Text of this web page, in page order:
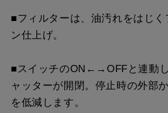
■フィルターは、油汚れをはじ
ン仕上げ。
■スイッチのON←→OFFと連動
ャッターが開閉。停止時の外部
を低減します。